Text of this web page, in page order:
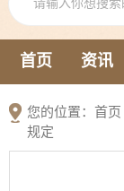
首页 资讯
您的位置： 首页
规定